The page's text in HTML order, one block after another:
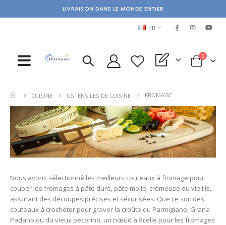
LIVRAISON DANS LE MONDE ENTIER
LANGUAGE
FR
My Quote Cart
0items
CUISINE USTENSILES DE CUISINE FROMAGE
Nous avons sélectionné les meilleurs couteaux à fromage pour
couper les fromages à pâte dure, pâte molle, crémeuse ou vieillis,
assurant des découpes précises et sécurisées. Que ce soit des
couteaux à crocheter pour graver la croûte du Parmigiano, Grana
Padano ou du vieux pecorino, un nœud à ficelle pour les fromages